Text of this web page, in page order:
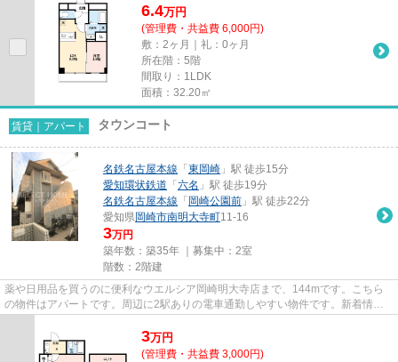
6.4万円
(管理費・共益費 6,000円)
敷：2ヶ月｜礼：0ヶ月
所在階：5階
間取り：1LDK
面積：32.20㎡
賃貸｜アパート タウンコート
名鉄名古屋本線 「 東岡崎 」駅 徒歩15分
愛知環状鉄道 「 六名 」駅 徒歩19分
名鉄名古屋本線 「 岡崎公園前 」駅 徒歩22分
愛知県岡崎市南明大寺町11-16
3万円
築年数：築35年 ｜募集中： 2室
階数：2階建
薬や日用品を買うのに便利なウエルシア岡崎明大寺店まで、144mです。こちら
の物件はアパートです。周辺に2駅ありの電車通勤しやすい物件です。新着情
3万円
(管理費・共益費 3,000円)